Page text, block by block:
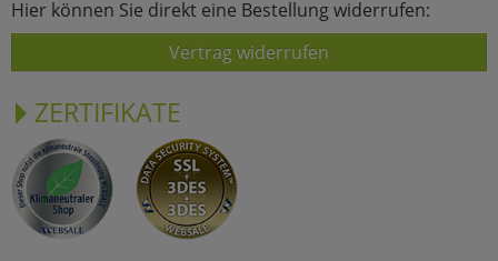
Hier können Sie direkt eine Bestellung widerrufen:
Vertrag widerrufen
ZERTIFIKATE